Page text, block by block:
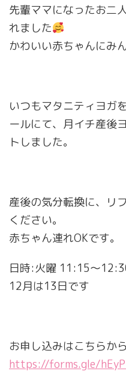
先輩ママになったお二
れました
かわいい赤ちゃんにみ
いつもマタニティヨガ
ールにて、月イチ産後
トしました。
産後の気分転換に、リ
ください。
赤ちゃん連れOKです。
日時:火曜 11:15〜
12月は13日です
お申し込みはこちらから
https://forms.gle/